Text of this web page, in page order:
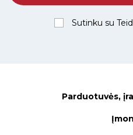
Sutinku su
Parduotuvės,